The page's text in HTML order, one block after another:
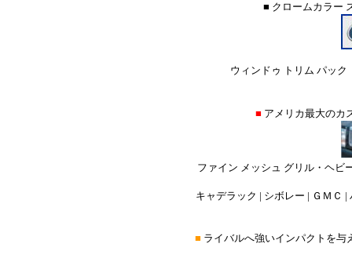
■ クロームカラー
ウィンドゥ トリム パック
■ アメリカ最大の
ファイン メッシュ グリル・ヘビ
キャデラック | シボレー | ＧＭＣ
■ ライバルへ強いインパクトを